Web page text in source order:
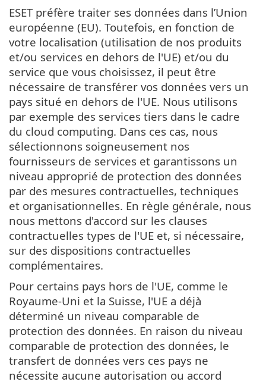
ESET préfère traiter ses données dans l’Union
européenne (EU). Toutefois, en fonction de
votre localisation (utilisation de nos produits
et/ou services en dehors de l'UE) et/ou du
service que vous choisissez, il peut être
nécessaire de transférer vos données vers un
pays situé en dehors de l'UE. Nous utilisons
par exemple des services tiers dans le cadre
du cloud computing. Dans ces cas, nous
sélectionnons soigneusement nos
fournisseurs de services et garantissons un
niveau approprié de protection des données
par des mesures contractuelles, techniques
et organisationnelles. En règle générale, nous
nous mettons d'accord sur les clauses
contractuelles types de l'UE et, si nécessaire,
sur des dispositions contractuelles
complémentaires.
Pour certains pays hors de l'UE, comme le
Royaume-Uni et la Suisse, l'UE a déjà
déterminé un niveau comparable de
protection des données. En raison du niveau
comparable de protection des données, le
transfert de données vers ces pays ne
nécessite aucune autorisation ou accord